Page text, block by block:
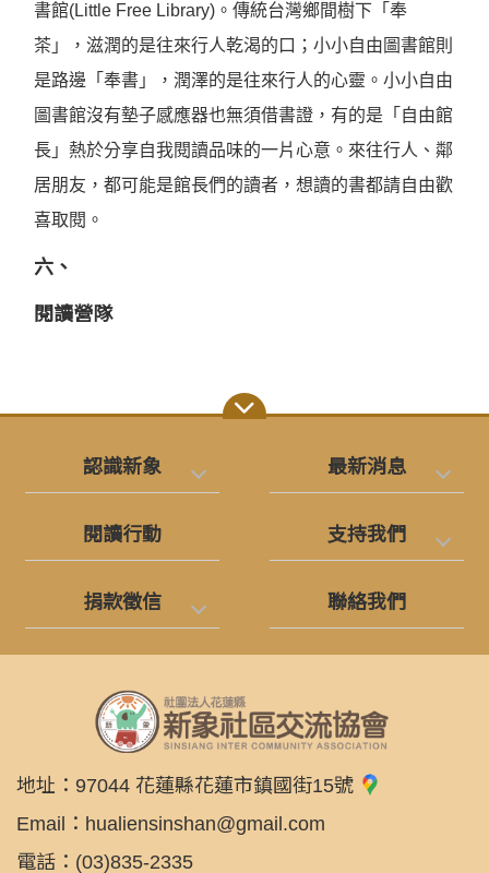
書館(Little Free Library)。傳統台灣鄉間樹下「奉
茶」，滋潤的是往來行人乾渴的口；小小自由圖書館則
是路邊「奉書」，潤澤的是往來行人的心靈。小小自由
圖書館沒有墊子感應器也無須借書證，有的是「自由館
長」熱於分享自我閱讀品味的一片心意。來往行人、鄰
居朋友，都可能是館長們的讀者，想讀的書都請自由歡
喜取閱。
六、
閱讀營隊
認識新象 最新消息
閱讀行動 支持我們
捐款徵信 聯絡我們
地址： 97044 花蓮縣花蓮市鎮國街15號
Email： hualiensinshan@gmail.com
電話： (03)835-2335